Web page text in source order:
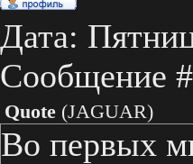
Дата:
Сообщение
Quote (JAGUAR)
Во первых